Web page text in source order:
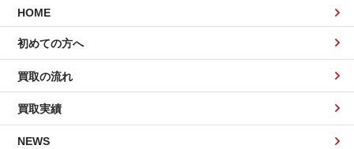
HOME
初めての方へ
買取の流れ
買取実績
NEWS